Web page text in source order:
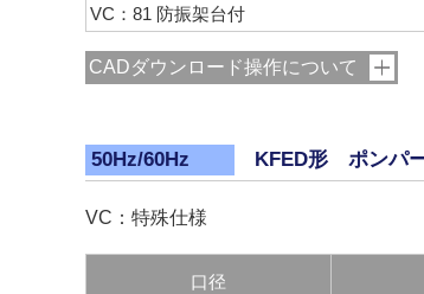
VC：81 防振架台付
CADダウンロード操作について
50Hz/60Hz KFED形 ポンパー
VC：特殊仕様
口径